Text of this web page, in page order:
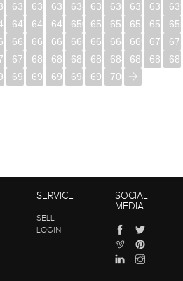
631 632 633 634 635 636 637 638
647 648 649 650 651 652 653 654
663 664 665 666 667 668 669 670
679 680 681 682 683 684 685 686
695 696 697 698 699 700
SERVICE
SELL
LOGIN
SOCIAL
MEDIA